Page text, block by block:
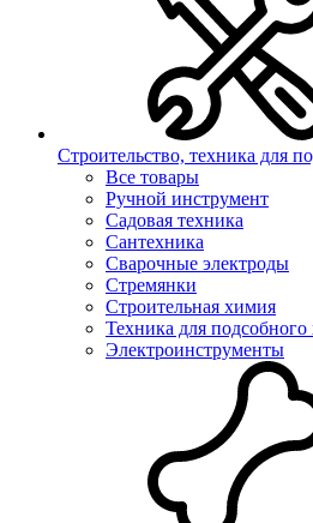
Строительство, техника для
Все товары
Ручной инструмент
Садовая техника
Сантехника
Сварочные электроды
Стремянки
Строительная химия
Техника для подсобного
Электроинструменты